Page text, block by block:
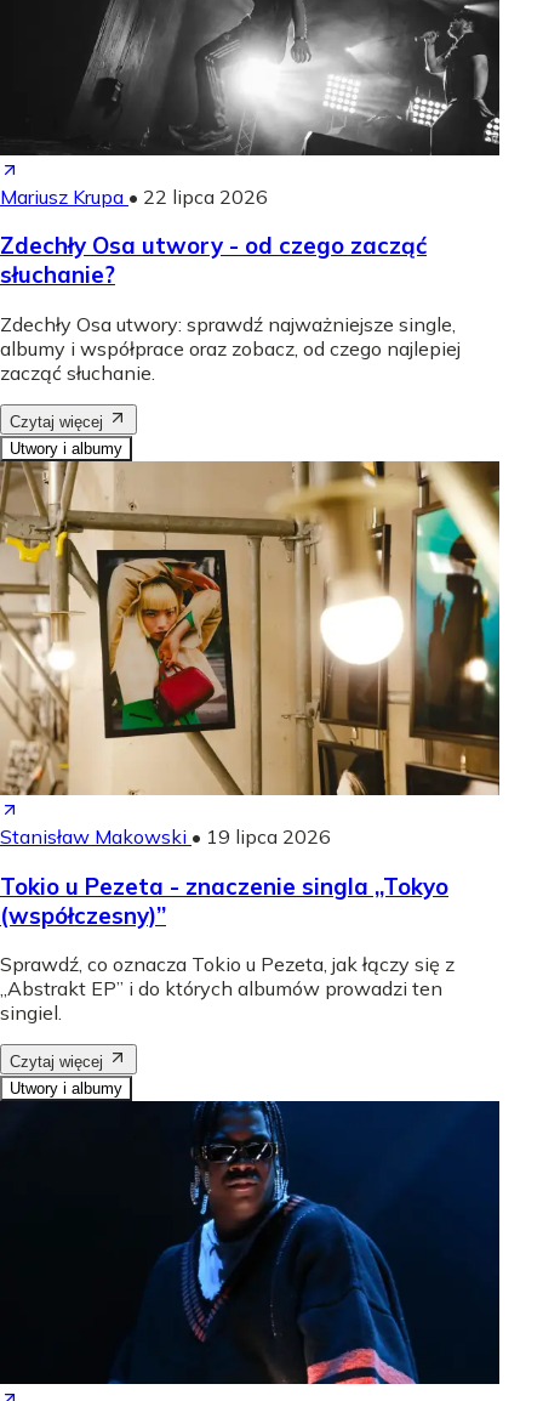
Mariusz Krupa • 22 lipca 2026
Zdechły Osa utwory - od czego zacząć
słuchanie?
Zdechły Osa utwory: sprawdź najważniejsze single,
albumy i współprace oraz zobacz, od czego najlepiej
zacząć słuchanie.
Czytaj więcej
Utwory i albumy
Stanisław Makowski • 19 lipca 2026
Tokio u Pezeta - znaczenie singla „Tokyo
(współczesny)”
Sprawdź, co oznacza Tokio u Pezeta, jak łączy się z
„Abstrakt EP” i do których albumów prowadzi ten
singiel.
Czytaj więcej
Utwory i albumy